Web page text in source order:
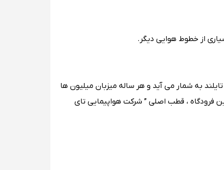
بسیاری از خطوط هوایی دیگر.
به شمار می آید و هر ساله میزبان میلیون ها
جالب این که این فرودگاه ، قطب اصلی ” شرکت هواپیمایی تای